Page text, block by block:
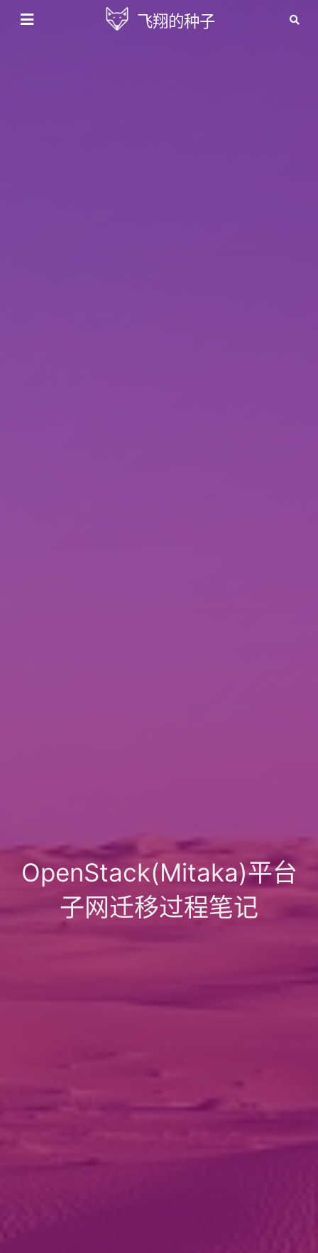
飞翔的种子
OpenStack(Mitaka)平台
子网迁移过程笔记